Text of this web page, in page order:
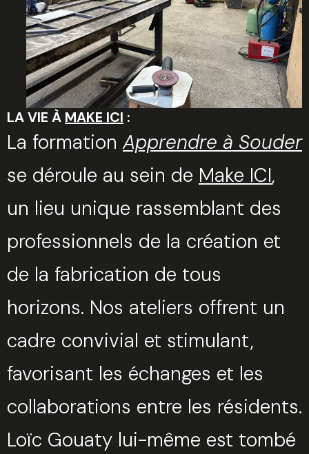
LA VIE À MAKE ICI :
La formation Apprendre à Souder
se déroule au sein de Make ICI,
un lieu unique rassemblant des
professionnels de la création et
de la fabrication de tous
horizons. Nos ateliers offrent un
cadre convivial et stimulant,
favorisant les échanges et les
collaborations entre les résidents.
Loïc Gouaty lui-même est tombé
Trouvez votre session
Sélectionnez une manufacture
Sélectionnez une durée
Valider